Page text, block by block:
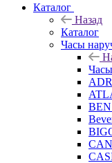
Каталог
Назад
Каталог
Часы